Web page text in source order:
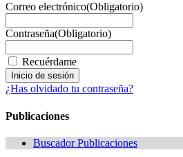
Correo electrónico(Obligatorio)
Contraseña(Obligatorio)
Recuérdame
¿Has olvidado tu contraseña?
Publicaciones
Buscador Publicaciones